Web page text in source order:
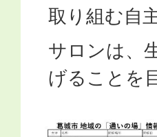
取り組む自
サロンは、
げることを